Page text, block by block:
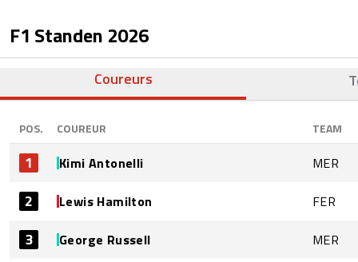
F1 Standen 2026
Coureurs
POS. COUREUR TEAM
1 Kimi Antonelli MER
2 Lewis Hamilton FER
3 George Russell MER